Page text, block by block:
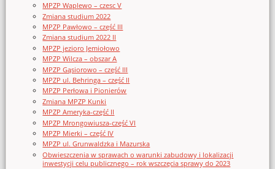
MPZP Waplewo – czesc V
Zmiana studium 2022
MPZP Pawłowo – część III
Zmiana studium 2022 II
MPZP jezioro Jemiołowo
MPZP Wilcza – obszar A
MPZP Gąsiorowo – część III
MPZP ul. Behringa – część II
MPZP Perłowa i Pionierów
Zmiana MPZP Kunki
MPZP Ameryka-część II
MPZP Mrongowiusza-część VI
MPZP Mierki – część IV
MPZP ul. Grunwaldzka i Mazurska
Obwieszczenia w sprawach o warunki zabudowy i lokalizacji
inwestycji celu publicznego – rok wszczęcia sprawy do 2023